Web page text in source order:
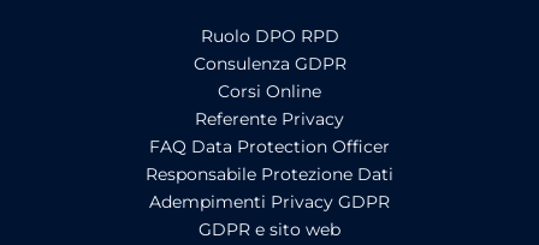
Ruolo DPO RPD
Consulenza GDPR
Corsi Online
Referente Privacy
FAQ Data Protection Officer
Responsabile Protezione Dati
Adempimenti Privacy GDPR
GDPR e sito web